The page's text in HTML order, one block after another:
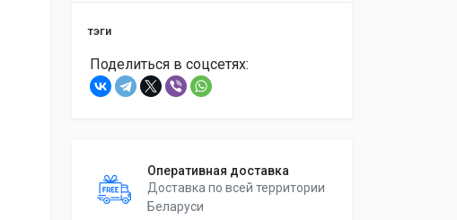
тэги
Поделиться в соцсетях:
Оперативная доставка
Доставка по всей территории
Беларуси